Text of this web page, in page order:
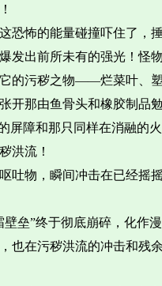
恐怖的能量碰撞吓住了，
发出前所未有的强光！怪
它的污秽之物——烂菜叶、
开那由鱼骨头和橡胶制品
屏障和那只同样在消融的
洪流！
吐物，瞬间冲击在已经摇
垒”终于彻底崩碎，化作
也在污秽洪流的冲击和残